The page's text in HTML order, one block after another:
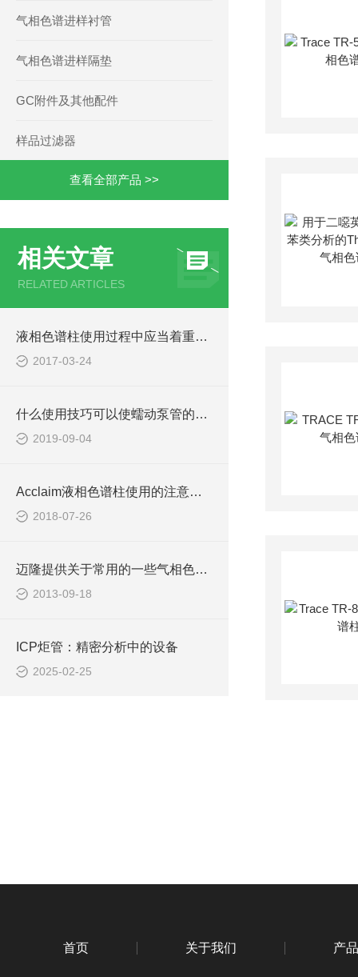
气相色谱进样衬管
气相色谱进样隔垫
GC附件及其他配件
样品过滤器
查看全部产品 >>
相关文章
RELATED ARTICLES
液相色谱柱使用过程中应当着重注意的问题
2017-03-24
什么使用技巧可以使蠕动泵管的寿命更长
2019-09-04
Acclaim液相色谱柱使用的注意事项说明
2018-07-26
迈隆提供关于常用的一些气相色谱柱
2013-09-18
ICP炬管：精密分析中的设备
2025-02-25
首页 关于我们 产